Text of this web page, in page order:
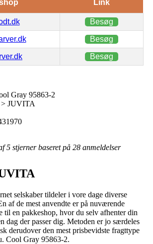
Link
Besøg
Besøg
Besøg
Gray 95863-2
JUVITA
5 stjerner baseret på 28 anmeldelser
selskaber tildeler i vore dage diverse
af de mest anvendte er på nuværende
til en pakkeshop, hvor du selv afhenter din
dag der passer dig. Metoden er jo særdeles
derudover den mest prisbevidste fragttype
Cool Gray 95863-2.